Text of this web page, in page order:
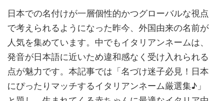
日本での名付けが一層個性的かつグローバルな視点
で考えられるようになった昨今、外国由来の名前が
人気を集めています。中でもイタリアンネームは、
発音が日本語に近いため違和感なく受け入れられる
点が魅力です。本記事では「名づけ迷子必見！日本
にぴったりマッチするイタリアンネーム厳選集♪」